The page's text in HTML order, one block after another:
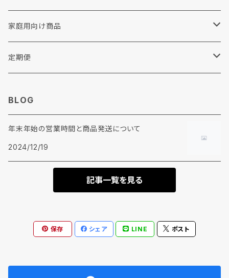
各種助剤
糊剤
柔軟剤
加工剤
前処理剤
衣料リフォーム・修理
その他
家庭用向け商品
リンナイ
定期便
BLOG
年末年始の営業時間と商品発送について
2024/12/19
記事一覧を見る
保存 シェア LINE ポスト